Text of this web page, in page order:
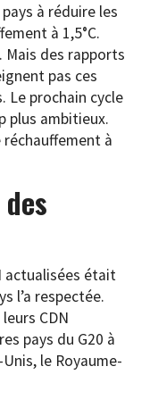
à réduire les
à 1,5°C.
Mais des rapports
pas ces
Le prochain cycle
plus ambitieux.
réchauffement à
actualisées était
l’a respectée.
CDN
pays du G20 à
le Royaume-